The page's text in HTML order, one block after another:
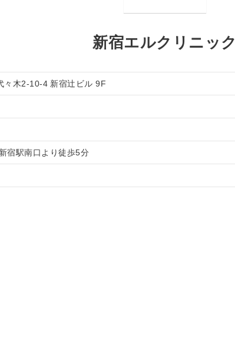
新宿エルクリニック
々木2-10-4 新宿辻ビル 9F
宿駅南口より徒歩5分